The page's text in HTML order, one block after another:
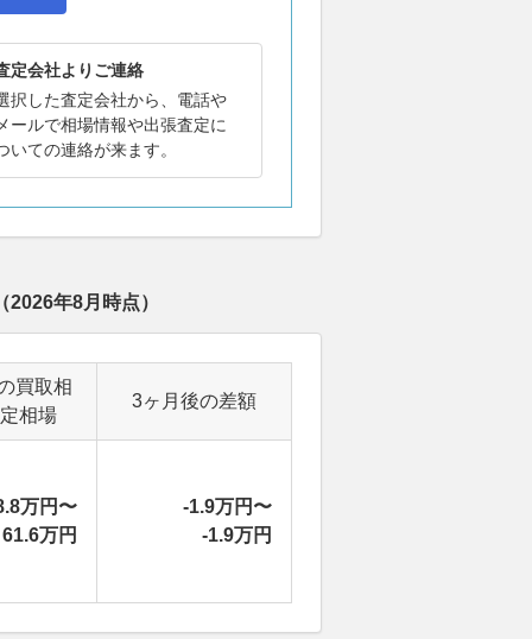
定会社よりご連絡
択した査定会社から、電話や
ールで相場情報や出張査定に
いての連絡が来ます。
2026年8月 時点）
買取相
相場
3ヶ月後の差額
万円〜
61.6万円
-1.9万円〜
-1.9万円